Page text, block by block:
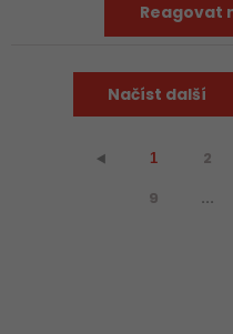
Reagovat
Načíst další
⯇ 1 2
9 ...